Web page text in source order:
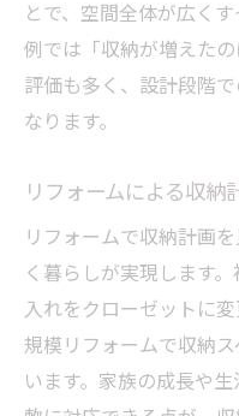
とで、空間全体が広く
例では「収納が増えた
評価も多く、設計段階
なります。
リフォームによる収納
リフォームで収納計画
く暮らしが実現します
入れをクローゼットに
規模リフォームで収納
います。家族の成長や